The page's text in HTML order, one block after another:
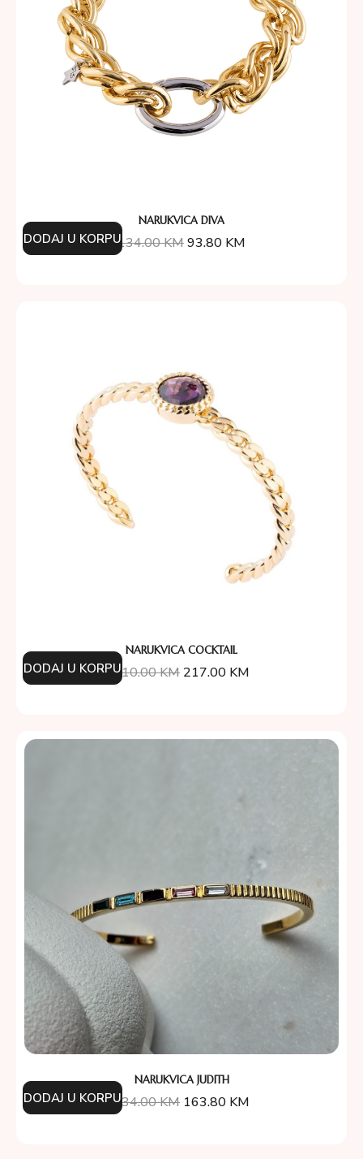
NARUKVICA DIVA
134.00KM93.80 KM
DODAJ U KORPU
NARUKVICA COCKTAIL
310.00KM 217.00 KM
DODAJ U KORPU
NARUKVICA JUDITH
234.00KM 163.80 KM
DODAJ U KORPU